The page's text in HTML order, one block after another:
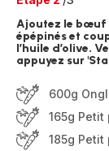
Ajoutez le bœuf
épépinés et
l’huile d’olive.
appuyez sur
600g
165g Petit
185g